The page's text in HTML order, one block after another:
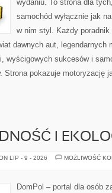
wydaniu. To strona dla
samochód wyłącznie jak
w nim styl. Każdy
dawnych aut, legendarnych
wyścigowych sukcesów i
Strona pokazuje motoryzację
I
LIP - 9 - 2026
MOŻLIWOŚĆ
DomPol – portal dla osób